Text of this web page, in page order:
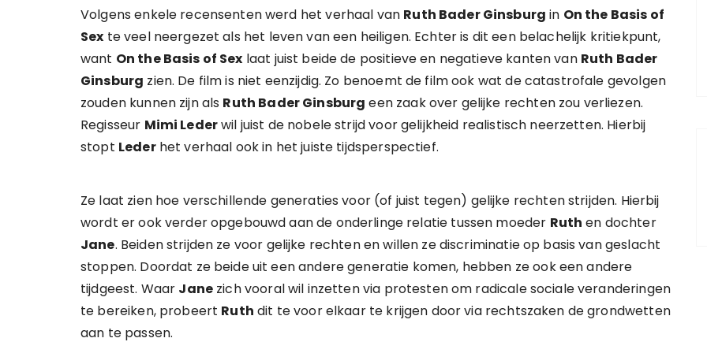
Volgens enkele recensenten werd het verhaal van Ruth Bader Ginsburg in On the Basis of
Sex te veel neergezet als het leven van een heiligen. Echter is dit een belachelijk kritiekpunt,
want On the Basis of Sex laat juist beide de positieve en negatieve kanten van Ruth Bader
Ginsburg zien. De film is niet eenzijdig. Zo benoemt de film ook wat de catastrofale gevolgen
zouden kunnen zijn als Ruth Bader Ginsburg een zaak over gelijke rechten zou verliezen.
Regisseur Mimi Lederwil juist de nobele strijd voor gelijkheid realistisch neerzetten. Hierbij
stopt Lederhet verhaal ook in het juiste tijdsperspectief.
Ze laat zien hoe verschillende generaties voor (of juist tegen) gelijke rechten strijden. Hierbij
wordt er ook verder opgebouwd aan de onderlinge relatie tussen moeder Ruth en dochter
Jane. Beiden strijden ze voor gelijke rechten en willen ze discriminatie op basis van geslacht
stoppen. Doordat ze beide uit een andere generatie komen, hebben ze ook een andere
tijdgeest. Waar Jane zich vooral wil inzetten via protesten om radicale sociale veranderingen
te bereiken, probeert Ruth dit te voor elkaar te krijgen door via rechtszaken de grondwetten
aan te passen.